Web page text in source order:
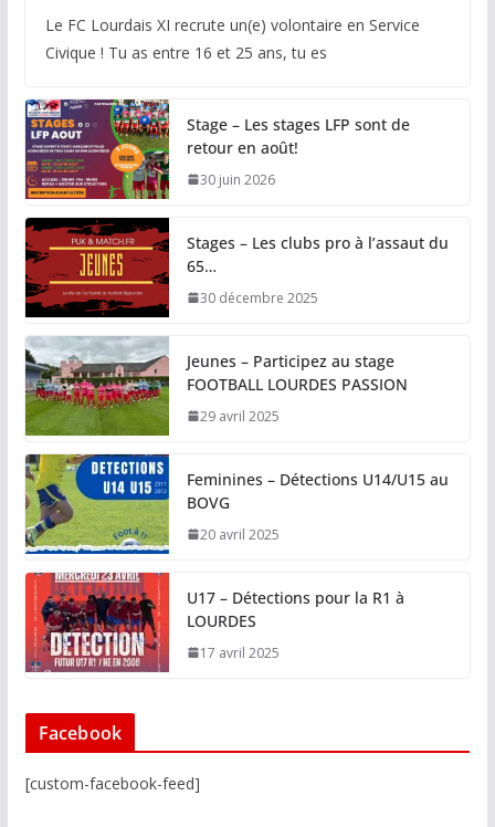
Le FC Lourdais XI recrute un(e) volontaire en Service
Civique ! Tu as entre 16 et 25 ans, tu es
Stage – Les stages LFP sont de
retour en août!
30 juin 2026
Stages – Les clubs pro à l’assaut du
65…
30 décembre 2025
Jeunes – Participez au stage
FOOTBALL LOURDES PASSION
29 avril 2025
Feminines – Détections U14/U15 au
BOVG
20 avril 2025
U17 – Détections pour la R1 à
LOURDES
17 avril 2025
Facebook
[custom-facebook-feed]